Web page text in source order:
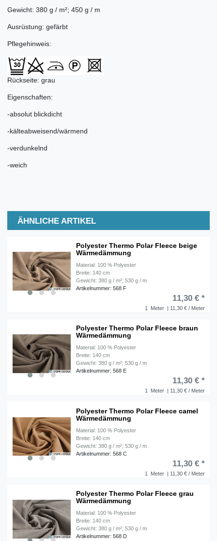
Gewicht: 380 g / m²; 450 g / m
Ausrüstung: gefärbt
Pflegehinweis:
Rückseite: grau
Eigenschaften:
-absolut blickdicht
-kälteabweisend/wärmend
-verdunkelnd
-weich
ÄHNLICHE ARTIKEL
Polyester Thermo Polar Fleece beige
Wärmedämmung
Material: 100 % Polyester
Breite: 140 cm
Gewicht: 380 g / m²; 530 g / m
Artikelnummer: 568 F
1 Meter | 11,30 € / Meter
11,30 € *
Polyester Thermo Polar Fleece braun
Wärmedämmung
Material: 100 % Polyester
Breite: 140 cm
Gewicht: 380 g / m²; 530 g / m
Artikelnummer: 568 E
1 Meter | 11,30 € / Meter
11,30 € *
Polyester Thermo Polar Fleece camel
Wärmedämmung
Material: 100 % Polyester
Breite: 140 cm
Gewicht: 380 g / m²; 530 g / m
Artikelnummer: 568 C
1 Meter | 11,30 € / Meter
11,30 € *
Polyester Thermo Polar Fleece grau
Wärmedämmung
Material: 100 % Polyester
Breite: 140 cm
Gewicht: 380 g / m²; 530 g / m
Artikelnummer: 568 D